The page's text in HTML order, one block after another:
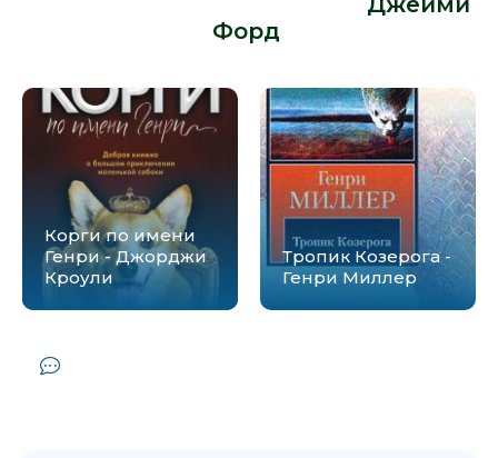
Форд
Корги по имени
Генри - Джорджи
Кроули
Тропик Козерога -
Генри Миллер